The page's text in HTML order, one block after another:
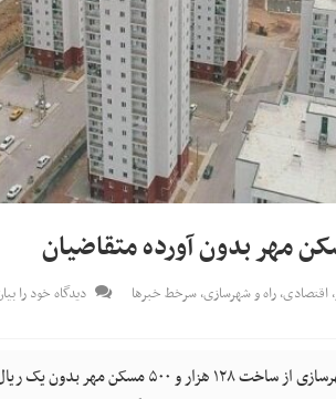
,اقتصادی,راه و شهرسازی,سرخط خبرها
دیدگاه خود را
کسب و کار نیوز- وزیر راه و شهرسازی از ساخت ۱۲۸